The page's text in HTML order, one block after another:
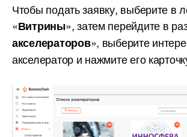
Чтобы подать заявку, выберите в
«Витрины», затем перейдите в
акселераторов», выберите
акселератор и нажмите его